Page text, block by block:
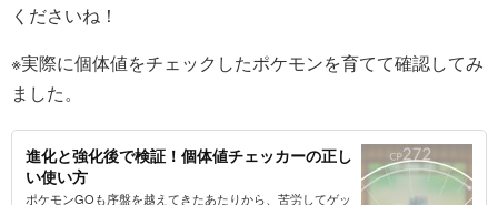
くださいね！
※実際に個体値をチェックしたポケモンを育てて確認してみ
ました。
進化と強化後で検証！個体値チェッカーの正し
い使い方
ポケモンGOも序盤を越えてきたあたりから、苦労してゲッ